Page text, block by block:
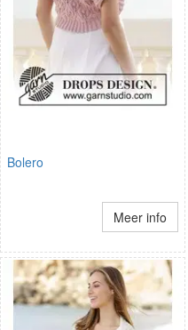
Bolero
Meer info